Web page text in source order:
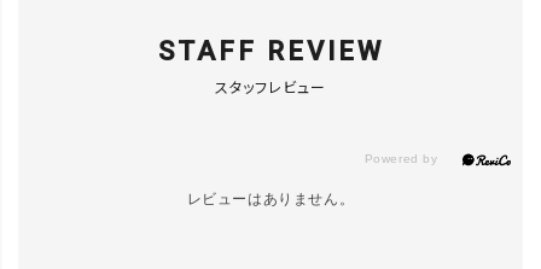
STAFF REVIEW
スタッフレビュー
レビューはありません。